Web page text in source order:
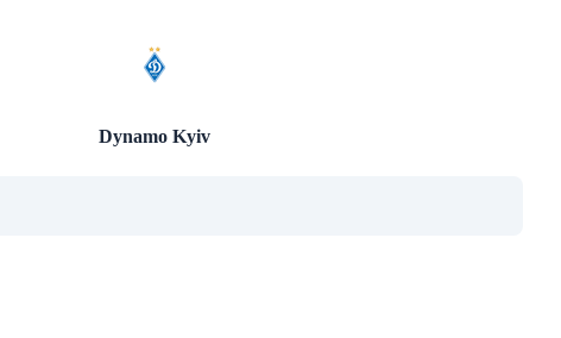
Dynamo Kyiv